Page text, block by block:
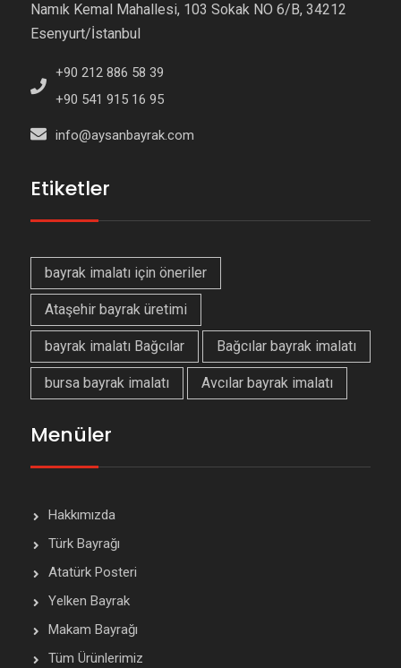
Namık Kemal Mahallesi, 103 Sokak NO 6/B, 34212
Esenyurt/İstanbul
+90 212 886 58 39
+90 541 915 16 95
info@aysanbayrak.com
Etiketler
bayrak imalatı için öneriler
Ataşehir bayrak üretimi
bayrak imalatı Bağcılar Bağcılar bayrak imalatı
bursa bayrak imalatı Avcılar bayrak imalatı
Menüler
Hakkımızda
Türk Bayrağı
Atatürk Posteri
Yelken Bayrak
Makam Bayrağı
Tüm Ürünlerimiz